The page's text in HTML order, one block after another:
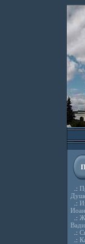
.:
.:
.:
.:
.: